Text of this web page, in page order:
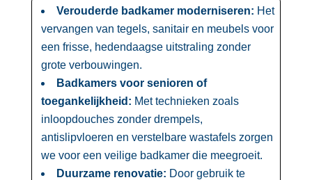
Verouderde badkamer moderniseren: Het
vervangen van tegels, sanitair en meubels voor
een frisse, hedendaagse uitstraling zonder
grote verbouwingen.​
Badkamers voor senioren of
toegankelijkheid: Met technieken zoals
inloopdouches zonder drempels,
antislipvloeren en verstelbare wastafels zorgen
we voor een veilige badkamer die meegroeit.​
Duurzame renovatie: Door gebruik te